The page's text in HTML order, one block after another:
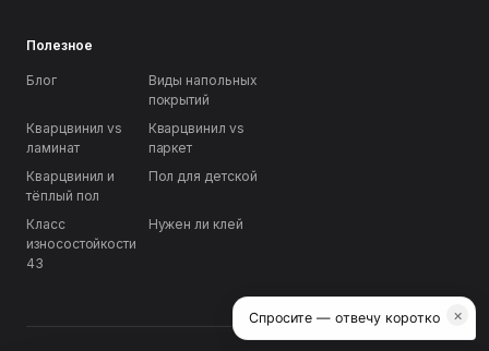
Полезное
Блог
Виды напольных
покрытий
Кварцвинил vs
ламинат
Кварцвинил vs
паркет
Кварцвинил и
тёплый пол
Пол для детской
Класс
износостойкости
43
Нужен ли клей
Спросите — отвечу коротко ×